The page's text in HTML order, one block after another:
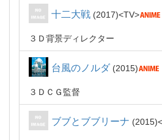
十二大戦 2017 TV
３Ｄ背景ディレクター
台風のノルダ 2015
３ＤＣＧ監督
ブブとブブリーナ 2015